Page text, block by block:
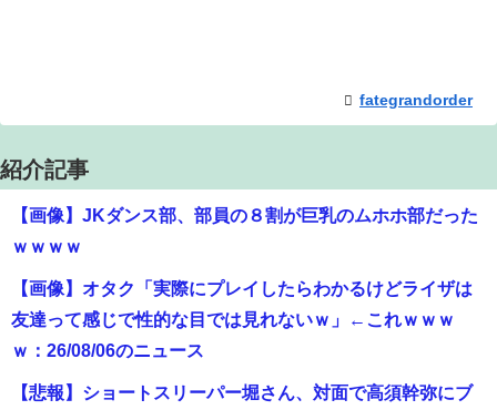
fategrandorder
紹介記事
【画像】JKダンス部、部員の８割が巨乳のムホホ部だった
ｗｗｗｗ
【画像】オタク「実際にプレイしたらわかるけどライザは
友達って感じで性的な目では見れないｗ」←これｗｗｗ
ｗ：26/08/06のニュース
【悲報】ショートスリーパー堀さん、対面で高須幹弥にブ